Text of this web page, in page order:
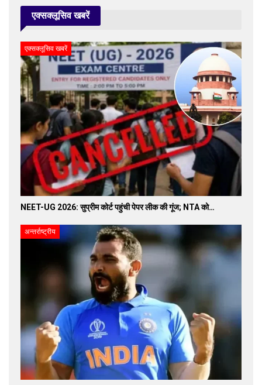
एक्सक्लूसिव खबरें
एक्सक्लूसिव खबरें
NEET-UG 2026: सुप्रीम कोर्ट पहुंची पेपर लीक की गूंज; NTA को…
अन्तर्राष्ट्रीय